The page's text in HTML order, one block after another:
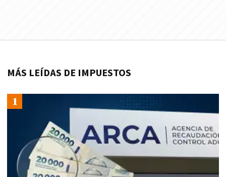
MÁS LEÍDAS DE IMPUESTOS